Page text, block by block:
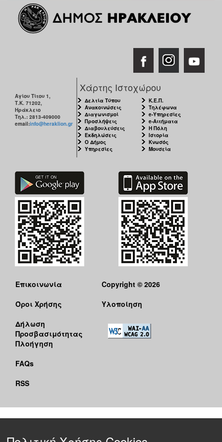
Αγίου Τίτου 1,
Τ.Κ. 71202,
Ηράκλειο
Τηλ.: 2813-409000
email:info@heraklion.gr
Χάρτης Ιστοχώρου
Δελτία Τύπου
Ανακοινώσεις
Διαγωνισμοί
Προσλήψεις
Διαβουλεύσεις
Εκδηλώσεις
Ο Δήμος
Υπηρεσίες
Κ.Ε.Π.
Τηλέφωνα
e-Υπηρεσίες
e-Αιτήματα
Η Πόλη
Ιστορία
Κνωσός
Μουσεία
Επικοινωνία
Όροι Χρήσης
Δήλωση
Προσβασιμότητας
Πλοήγηση
FAQs
RSS
Copyright © 2026
Υλοποίηση